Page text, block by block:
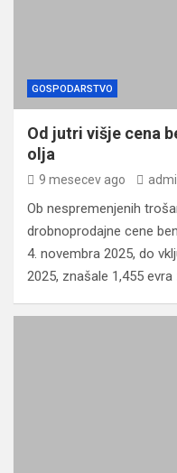
GOSPODARSTVO
Od jutri višje cena
olja
9 mesecev ago
Ob nespremenjenih
drobnoprodajne cene
4. novembra 2025, do
2025, znašale 1,455